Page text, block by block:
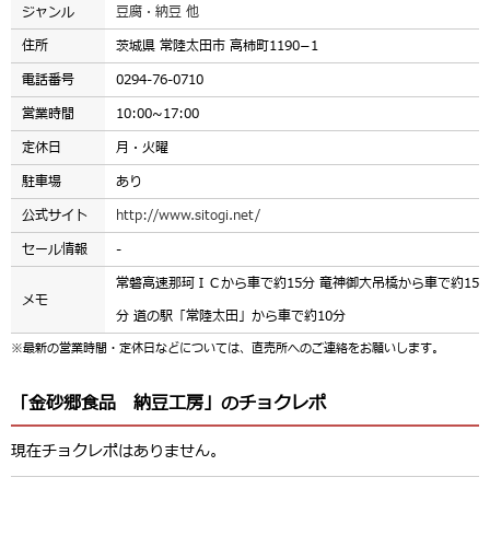
ジャンル
豆腐・納豆 他
住所
茨城県 常陸太田市 高柿町1190−1
電話番号
0294-76-0710
営業時間
10:00~17:00
定休日
月・火曜
駐車場
あり
公式サイト
http://www.sitogi.net/
セール情報
-
メモ
常磐高速那珂ＩＣから車で約15分 竜神御大吊橋から車で約15
分 道の駅「常陸太田」から車で約10分
※最新の営業時間・定休日などについては、直売所へのご連絡をお願いします。
「金砂郷食品 納豆工房」のチョクレポ
現在チョクレポはありません。